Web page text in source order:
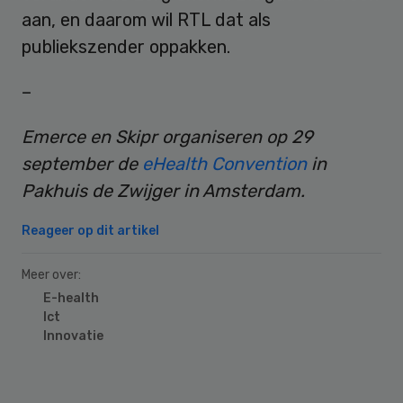
aan, en daarom wil RTL dat als
publiekszender oppakken.
–
Emerce en Skipr organiseren op 29
september de eHealth Conventionin
Pakhuis de Zwijger in Amsterdam.
Reageer op dit artikel
Meer over:
E-health
Ict
Innovatie